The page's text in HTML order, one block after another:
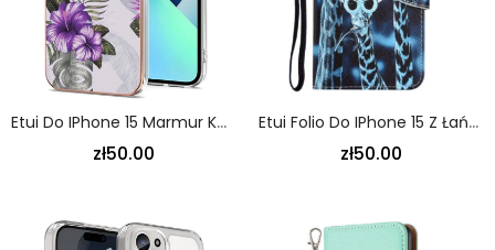
Etui Do IPhone 15 Marmur Kwiatowy
zł50.00
Etui Folio Do IPhone 15 Z Łańcuch Żyrafy Incognito Z Paskiem
zł50.00